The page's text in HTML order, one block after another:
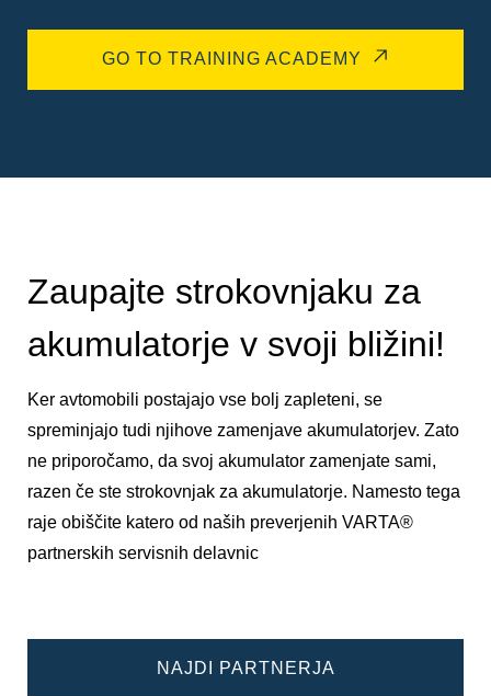
GO TO TRAINING ACADEMY
Zaupajte strokovnjaku za
akumulatorje v svoji bližini!
Ker avtomobili postajajo vse bolj zapleteni, se
spreminjajo tudi njihove zamenjave akumulatorjev. Zato
ne priporočamo, da svoj akumulator zamenjate sami,
razen če ste strokovnjak za akumulatorje. Namesto tega
raje obiščite katero od naših preverjenih VARTA®
partnerskih servisnih delavnic
NAJDI PARTNERJA